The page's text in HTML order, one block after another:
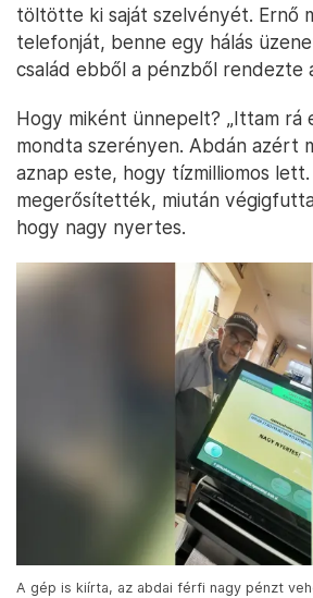
töltötte ki saját szelvényét. Ernő
telefonját, benne egy hálás
család ebből a pénzből rendezte
Hogy miként ünnepelt? „Ittam rá
mondta szerényen. Abdán azért
aznap este, hogy tízmilliomos
megerősítették, miután
hogy nagy nyertes.
A gép is kiírta, az abdai férfi nagy pénzt